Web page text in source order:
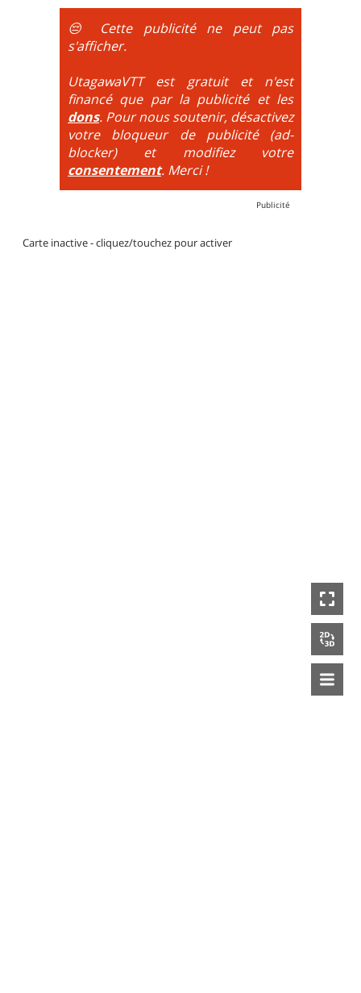
obligatoire.
DH / Gravity : Seule la descente se passe sur le vélo.
La montée est faite via navette ou remontée
mécanique. La difficulté de la descente est indiquée
par des couleurs lorsqu'il s'agit de bikeparks. Vélo
tout suspendu et protections du corps obligatoires.
😔 Cette publicité ne peut pas
s'afficher.
UtagawaVTT est gratuit et n'est
financé que par la publicité et les
dons. Pour nous soutenir, désactivez
votre bloqueur de publicité (ad-
blocker) et modifiez votre
consentement. Merci !